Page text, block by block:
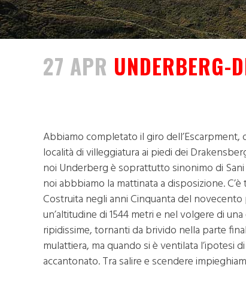
27 APR UNDERBERG-
Abbiamo completato il giro
località di villeggiatura ai piedi dei
noi Underberg è soprattutto sinonimo di
noi abbbiamo la mattinata a disposizione.
Costruita negli anni Cinquanta del
un’altitudine di 1544 metri e nel volgere di
ripidissime, tornanti da brivido nella parte
mulattiera, ma quando si è ventilata l’ipotesi
accantonato. Tra salire e scendere